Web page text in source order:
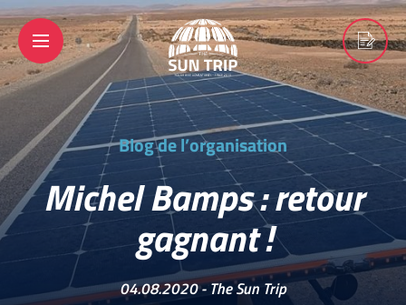
Blog de l’organisation
Michel Bamps : retour
gagnant !
04.08.2020 -The Sun Trip